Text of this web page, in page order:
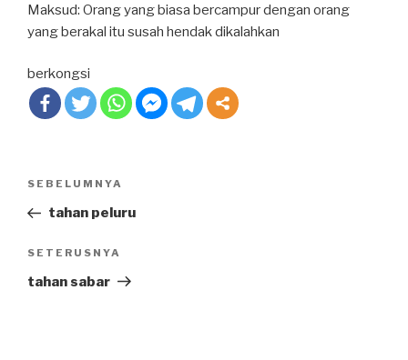
Maksud: Orang yang biasa bercampur dengan orang
yang berakal itu susah hendak dikalahkan
berkongsi
Post
Previous
Post
SEBELUMNYA
tahan peluru
Next
Post
SETERUSNYA
tahan sabar